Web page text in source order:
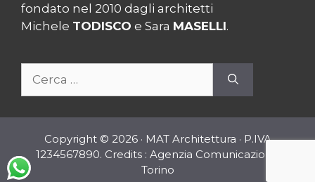
fondato nel 2010 dagli architetti
Michele TODISCO e Sara MASELLI.
per:
Copyright © 2026 · MAT Architettura · P.IVA
1234567890. Credits : Agenzia Comunicazione
Torino